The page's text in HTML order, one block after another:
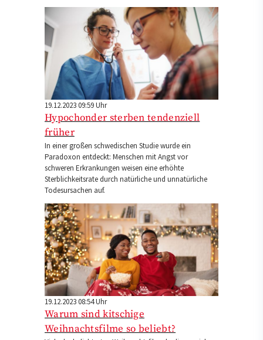
19.12.2023 09:59 Uhr
Hypochonder sterben tendenziell
früher
In einer großen schwedischen Studie wurde ein
Paradoxon entdeckt: Menschen mit Angst vor
schweren Erkrankungen weisen eine erhöhte
Sterblichkeitsrate durch natürliche und unnatürliche
Todesursachen auf.
19.12.2023 08:54 Uhr
Warum sind kitschige
Weihnachtsfilme so beliebt?